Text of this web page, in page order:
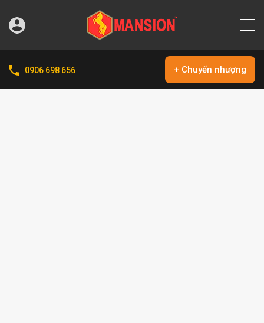
0906 698 656 + Chuyển nhượng